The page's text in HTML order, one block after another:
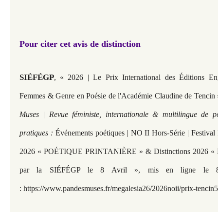
Pour citer cet avis de distinction
SIÉFÉGP, « 2026 | Le Prix International des Éditions
Femmes & Genre en Poésie de l'Académie Claudine de
Muses | Revue féministe, internationale & multilingue de
pratiques : Événements poétiques | NO II Hors-Série | Festival
2026 « POÉTIQUE PRINTANIÈRE » & Distinctions 2026 «
par la SIÉFÉGP le 8 Avril », mis en ligne le
: https://www.pandesmuses.fr/megalesia26/2026noii/prix-tencin5